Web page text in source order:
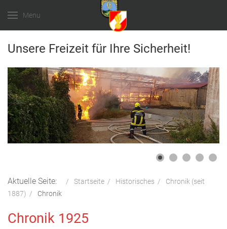
Menu
Unsere Freizeit für Ihre Sicherheit!
Aktuelle Seite: Startseite Historisches
Chronik (seit
1887)
Chronik
Chronik 1925